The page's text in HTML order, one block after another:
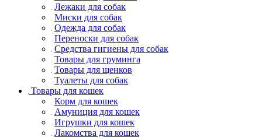
Лежаки для собак
Миски для собак
Одежда для собак
Переноски для собак
Средства гигиены для собак
Товары для груминга
Товары для щенков
Туалеты для собак
Товары для кошек
Корм для кошек
Амуниция для кошек
Игрушки для кошек
Лакомства для кошек